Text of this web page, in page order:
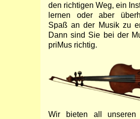
den richtigen Weg, ein
lernen oder aber
Spaß an der Musik zu
Dann sind Sie bei der
priMus richtig.
Wir bieten all unse­ren